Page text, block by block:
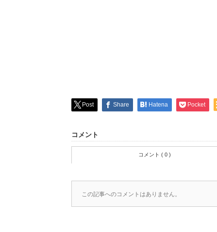
Post Share Hatena Pocket
コメント
コメント ( 0 )
この記事へのコメントはありません。